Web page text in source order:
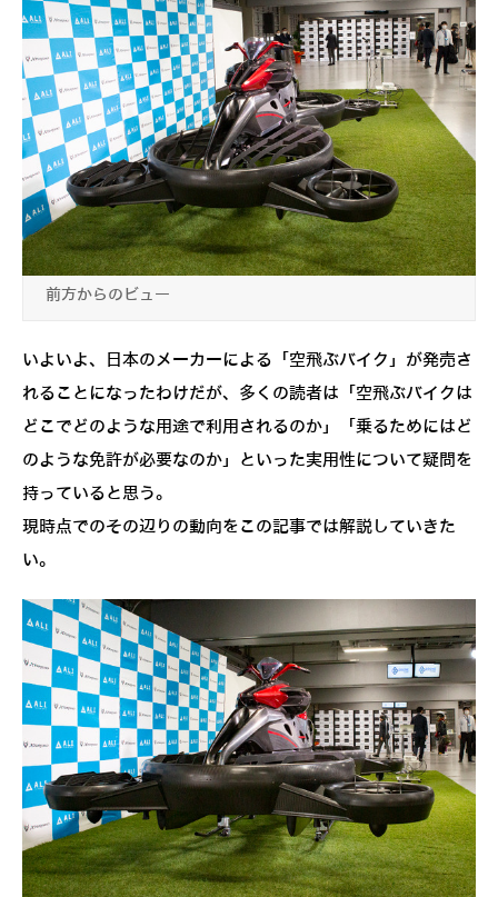
前方からのビュー
いよいよ、日本のメーカーによる「空飛ぶバイク」が発売さ
れることになったわけだが、多くの読者は「空飛ぶバイクは
どこでどのような用途で利用されるのか」「乗るためにはど
のような免許が必要なのか」といった実用性について疑問を
持っていると思う。
現時点でのその辺りの動向をこの記事では解説していきた
い。